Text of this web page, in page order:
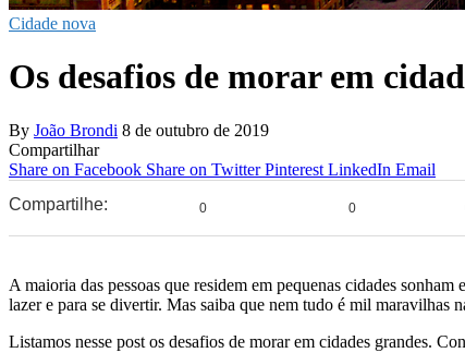
Cidade nova
Os desafios de morar em
By João Brondi 8 de outubro de 2019
Compartilhar
Share on Facebook Share on Twitter Pinterest LinkedIn Email
Compartilhe:
0 0
A maioria das pessoas que residem em pequenas cidades
lazer e para se divertir. Mas saiba que nem tudo é mil maravilhas
Listamos nesse post os desafios de morar em cidades grandes.